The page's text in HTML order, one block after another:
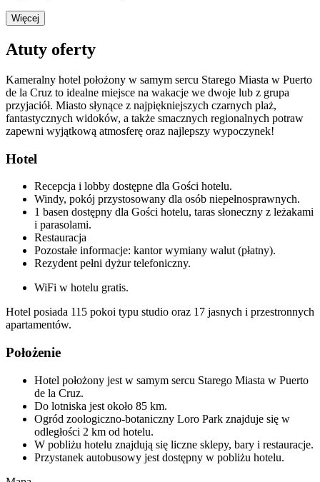
Więcej
Atuty oferty
Kameralny hotel położony w samym sercu Starego Miasta w Puerto
de la Cruz to idealne miejsce na wakacje we dwoje lub z grupa
przyjaciół. Miasto słynące z najpiękniejszych czarnych plaż,
fantastycznych widoków, a także smacznych regionalnych potraw
zapewni wyjątkową atmosferę oraz najlepszy wypoczynek!
Hotel
Recepcja i lobby dostępne dla Gości hotelu.
Windy, pokój przystosowany dla osób niepełnosprawnych.
1 basen dostępny dla Gości hotelu, taras słoneczny z leżakami
i parasolami.
Restauracja
Pozostałe informacje: kantor wymiany walut (płatny).
Rezydent pełni dyżur telefoniczny.
WiFi w hotelu gratis.
Hotel posiada 115 pokoi typu studio oraz 17 jasnych i przestronnych
apartamentów.
Położenie
Hotel położony jest w samym sercu Starego Miasta w Puerto
de la Cruz.
Do lotniska jest około 85 km.
Ogród zoologiczno-botaniczny Loro Park znajduje się w
odległości 2 km od hotelu.
W pobliżu hotelu znajdują się liczne sklepy, bary i restauracje.
Przystanek autobusowy jest dostępny w pobliżu hotelu.